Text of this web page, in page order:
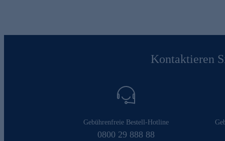
Kontaktieren
Gebührenfreie Bestell-Hotline
0800 29 888 88